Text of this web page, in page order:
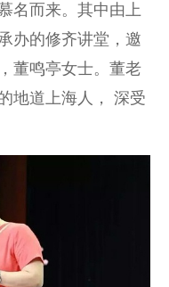
名而来。其中由上
办的修齐讲堂，邀
董鸣亭女士。董老
地道上海人， 深受